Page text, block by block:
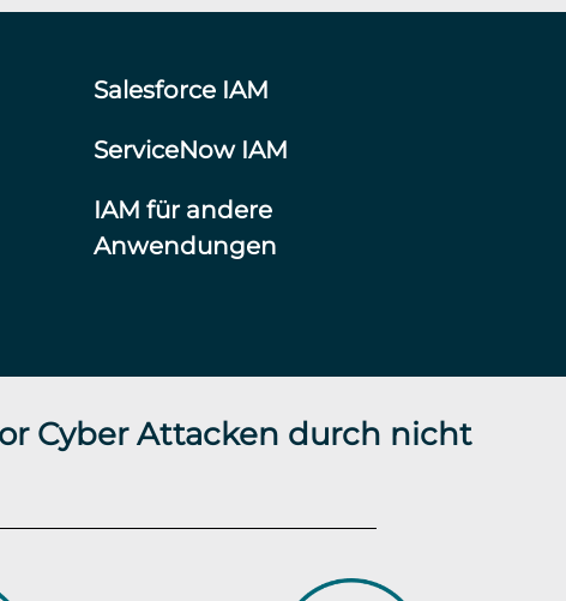
Salesforce IAM
ServiceNow IAM
IAM für andere
Anwendungen
Cyber Attacken durch nicht